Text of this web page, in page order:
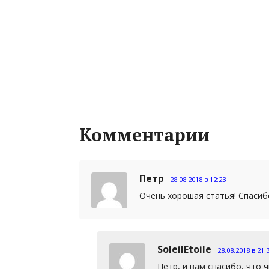
Комментарии
Петр 28.08.2018 в 12:23
Очень хорошая статья!
SoleilEtoile 28.08.2018 в
Петр, и вам спасибо, что